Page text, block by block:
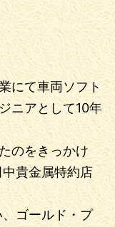
にて車両ソフト
ニアとして10年
のをきっかけ
貴金属特約店
ゴールド・プ